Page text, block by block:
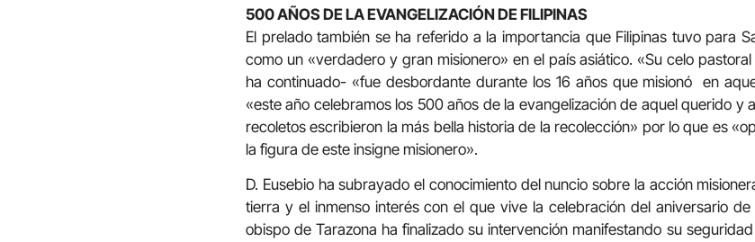
500 AÑOS DE LA EVANGELIZACIÓN DE FILIPINAS
El prelado también se ha referido a la importancia que Filipinas tuvo para
como un «verdadero y gran misionero» en el país asiático. «Su celo
ha continuado- «fue desbordante durante los 16 años que misionó en
«este año celebramos los 500 años de la evangelización de aquel querido y
recoletos escribieron la más bella historia de la recolección» por lo que es
la figura de este insigne misionero».
D. Eusebio ha subrayado el conocimiento del nuncio sobre la acción
tierra y el inmenso interés con el que vive la celebración del aniversario
obispo de Tarazona ha finalizado su intervención manifestando su